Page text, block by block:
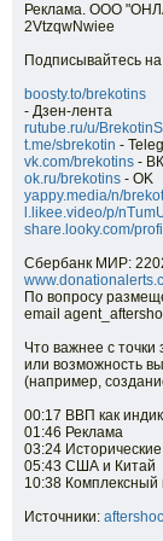
Реклама. ООО
2VtzqwNwiee
Подписывайтесь
boosty.to/brekotins
- Дзен-лента
rutube.ru/u/
t.me/sbrekotin -
vk.com/brekotins - ВК
ok.ru/brekotins - OK
yappy.media/n/
l.likee.video/p/
share.looky.com/
Сбербанк МИР:
По вопросу
email
Что важнее с
или возможность
(например,
00:17 ВВП как
01:46 Реклама
03:24
05:43 США и Китай
10:38 Комплексный
Источники: